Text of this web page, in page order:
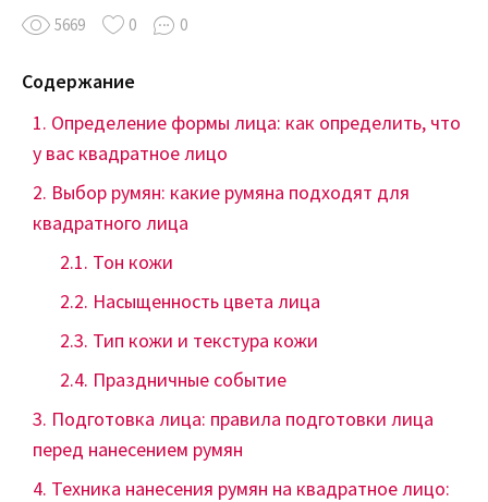
5669 0 0
Содержание
Определение формы лица: как определить, что
у вас квадратное лицо
Выбор румян: какие румяна подходят для
квадратного лица
Тон кожи
Насыщенность цвета лица
Тип кожи и текстура кожи
Праздничные событие
Подготовка лица: правила подготовки лица
перед нанесением румян
Техника нанесения румян на квадратное лицо: